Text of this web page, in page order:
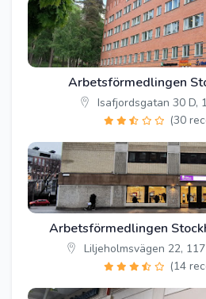
Arbetsförmedlingen
Isafjordsgatan 30 D,
(30
Arbetsförmedlingen
Liljeholmsvägen 22,
(14